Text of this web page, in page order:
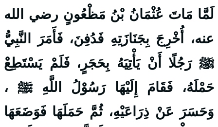
لَمَّا مَاتَ عُثْمَانُ بْنُ مَظْعُونٍ رضي الله
عنه، أُخْرِجَ بِجَنَازَتِهِ فَدُفِنَ، فَأَمَرَ النَّبِيُّ
ﷺ رَجُلًا أَنْ يَأْتِيَهُ بِحَجَرٍ، فَلَمْ يَسْتَطِعْ
حَمْلَهُ، فَقَامَ إِلَيْهَا رَسُوْلُ اللَّهِ ﷺ ،
وَحَسَرَ عَنْ ذِرَاعَيْهِ، ثُمَّ حَمَلَهَا فَوَضَعَهَا